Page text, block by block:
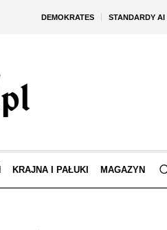
DEMOKRATES STANDARDY AI
KRAJNA I PAŁUKI MAGAZYN